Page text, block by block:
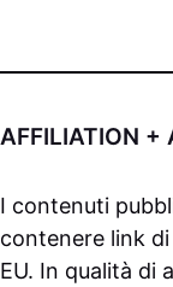
AFFILIATION +
I contenuti
contenere link
EU. In qualità di